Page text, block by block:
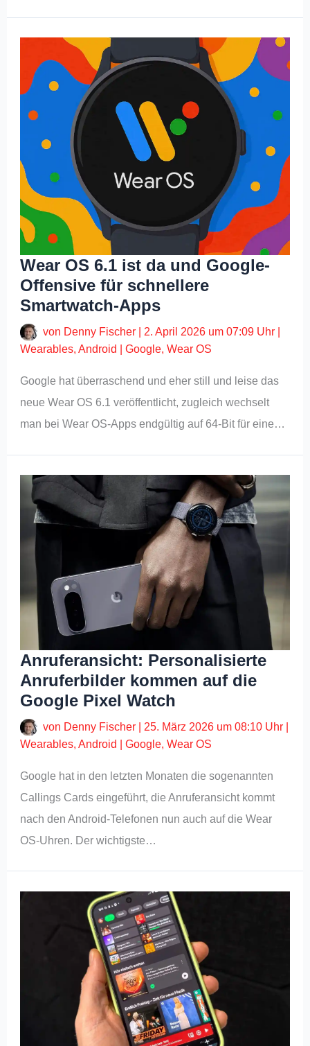
Wear OS 6.1 ist da und Google-
Offensive für schnellere
Smartwatch-Apps
von Denny Fischer 2. April 2026 um 07:09 Uhr
Wearables,Android |Google,Wear OS
Google hat überraschend und eher still und leise das
neue Wear OS 6.1 veröffentlicht, zugleich wechselt
man bei Wear OS-Apps endgültig auf 64-Bit für eine…
Anruferansicht: Personalisierte
Anruferbilder kommen auf die
Google Pixel Watch
von Denny Fischer 25. März 2026 um 08:10 Uhr
Wearables,Android |Google,Wear OS
Google hat in den letzten Monaten die sogenannten
Callings Cards eingeführt, die Anruferansicht kommt
nach den Android-Telefonen nun auch auf die Wear
OS-Uhren. Der wichtigste…